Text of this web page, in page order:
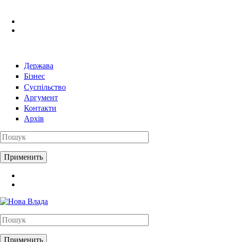
Держава
Бізнес
Суспільство
Аргумент
Контакти
Архів